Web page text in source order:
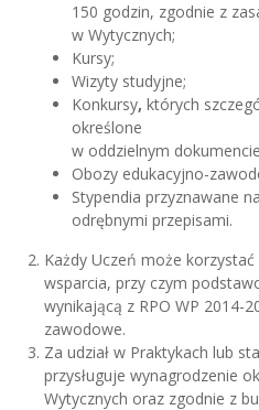
150 godzin, zgodnie z
w Wytycznych;
Kursy;
Wizyty studyjne;
Konkursy, których
określone
w oddzielnym
Obozy edukacyjno-
Stypendia przyznawane
odrębnymi przepisami.
Każdy Uczeń może
wsparcia, przy czym
wynikającą z RPO WP 2014-
zawodowe.
Za udział w Praktykach lub
przysługuje wynagrodzenie
Wytycznych oraz zgodnie z